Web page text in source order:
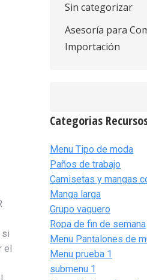
si
el
Sin categorizar
Asesoría para
Importación
Categorias
Menu Tipo de moda
Paños de trabajo
Camisetas y mangas
Manga larga
Grupo vaquero
Ropa de fin de semana
Menu Pantalones de
Menu prueba 1
submenu 1